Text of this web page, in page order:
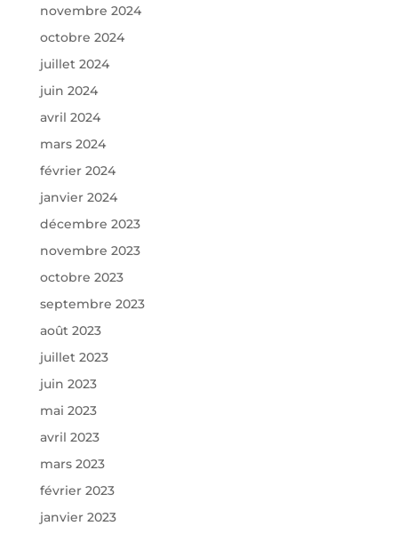
novembre 2024
octobre 2024
juillet 2024
juin 2024
avril 2024
mars 2024
février 2024
janvier 2024
décembre 2023
novembre 2023
octobre 2023
septembre 2023
août 2023
juillet 2023
juin 2023
mai 2023
avril 2023
mars 2023
février 2023
janvier 2023